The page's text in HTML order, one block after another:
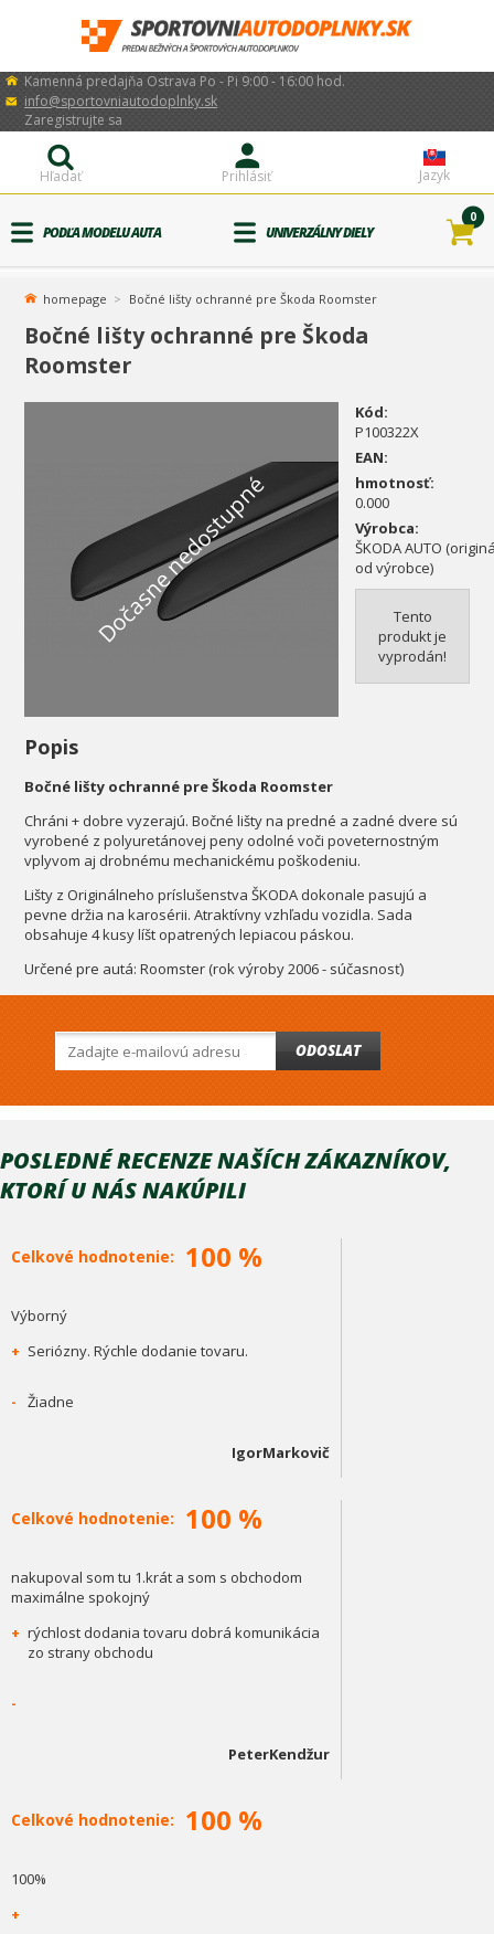
Kamenná predajňa Ostrava Po - Pi 9:00 - 16:00 hod.
info@sportovniautodoplnky.sk
Jazyk
Prihlásiť
Zaregistrujte sa
Hľadať
PODĽA MODELU AUTA UNIVERZÁLNY DIELY
0
homepage Bočné lišty ochranné pre Škoda Roomster
Bočné lišty ochranné pre Škoda
Roomster
Dočasne nedostupné
Kód:
P100322X
EAN:
hmotnosť:
0.000
Výrobca:
ŠKODA AUTO
od výrobce)
Tento
produkt je
vyprodán!
Popis
Bočné lišty ochranné pre Škoda Roomster
Chráni + dobre vyzerajú. Bočné lišty na predné a zadné dvere sú
vyrobené z polyuretánovej peny odolné voči poveternostným
vplyvom aj drobnému mechanickému poškodeniu.
Lišty z Originálneho príslušenstva ŠKODA dokonale pasujú a
pevne držia na karosérii. Atraktívny vzhľadu vozidla. Sada
obsahuje 4 kusy líšt opatrených lepiacou páskou.
Určené pre autá: Roomster (rok výroby 2006 - súčasnosť)
ODOSLAT
POSLEDNÉ RECENZE NAŠÍCH ZÁKAZNÍKOV,
KTORÍ U NÁS NAKÚPILI
Celkové hodnotenie: 100 %
Výborný
+ Seriózny. Rýchle dodanie tovaru.
- Žiadne
IgorMarkovič
Celkové hodnotenie: 100 %
nakupoval som tu 1.krát a som s obchodom
maximálne spokojný
+ rýchlost dodania tovaru dobrá komunikácia
zo strany obchodu
-
PeterKendžur
Celkové hodnotenie: 100 %
100%
+